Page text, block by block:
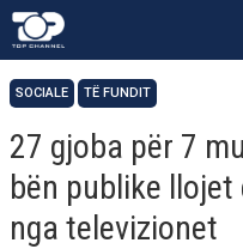
SOCIALE TË FUNDIT
27 gjoba për 7
bën publike
nga televizionet